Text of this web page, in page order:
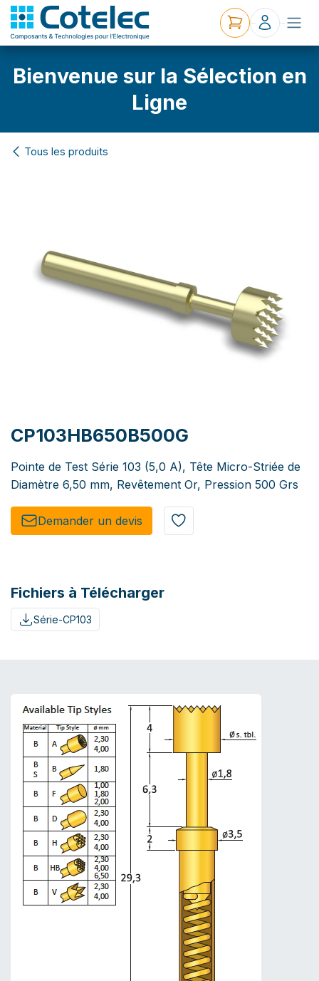
Bienvenue sur la Sélection en
Ligne
Tous les produits
CP103HB650B500G
Pointe de Test Série 103 (5,0 A), Tête Micro-Striée de
Diamètre 6,50 mm, Revêtement Or, Pression 500 Grs
Demander un de​​vis​​
Fichiers à Télécharger
Série-CP103